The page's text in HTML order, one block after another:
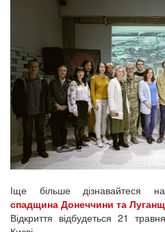
Іще більше дізнавайтеся
спадщина Донеччини та
Відкриття відбудеться 21